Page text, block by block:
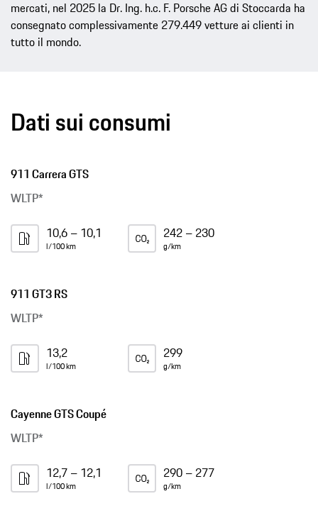
mercati, nel 2025 la Dr. Ing. h.c. F. Porsche AG di Stoccarda ha
consegnato complessivamente 279.449 vetture ai clienti in
tutto il mondo.
Dati sui consumi
911 Carrera GTS
WLTP*
10,6 – 10,1
l/100 km
242 – 230
g/km
911 GT3 RS
WLTP*
13,2
l/100 km
299
g/km
Cayenne GTS Coupé
WLTP*
12,7 – 12,1
l/100 km
290 – 277
g/km